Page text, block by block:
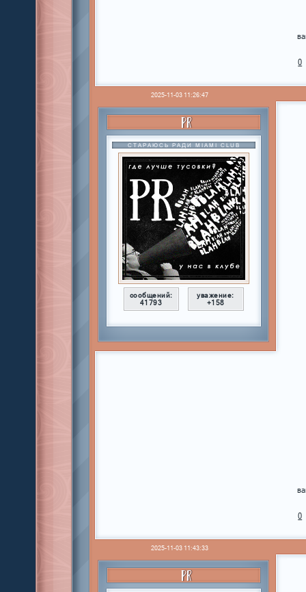
0
2025-11-03 11:26:47
PR
СТАРАЮСЬ РАДИ MIAMI CLUB
сообщений:
41793
уважение:
+158
0
2025-11-03 11:43:33
PR